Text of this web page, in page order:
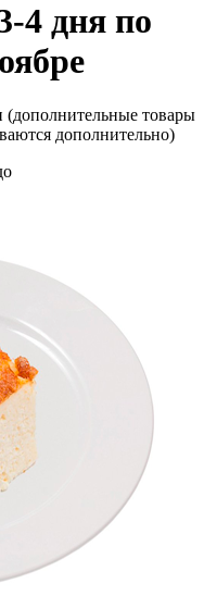
4 дня по
товары
дополнительно)